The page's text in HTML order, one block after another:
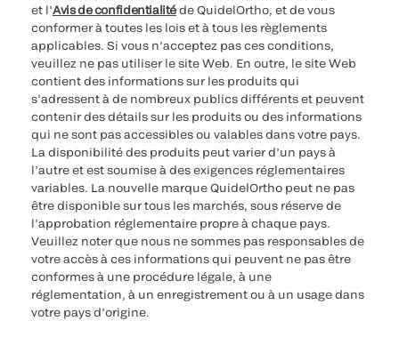
et l’Avis de confidentialitéde QuidelOrtho, et de vous
conformer à toutes les lois et à tous les règlements
applicables. Si vous n’acceptez pas ces conditions,
veuillez ne pas utiliser le site Web. En outre, le site Web
contient des informations sur les produits qui
s’adressent à de nombreux publics différents et peuvent
contenir des détails sur les produits ou des informations
qui ne sont pas accessibles ou valables dans votre pays.
La disponibilité des produits peut varier d’un pays à
l’autre et est soumise à des exigences réglementaires
variables. La nouvelle marque QuidelOrtho peut ne pas
être disponible sur tous les marchés, sous réserve de
l’approbation réglementaire propre à chaque pays.
Veuillez noter que nous ne sommes pas responsables de
votre accès à ces informations qui peuvent ne pas être
conformes à une procédure légale, à une
réglementation, à un enregistrement ou à un usage dans
votre pays d’origine.